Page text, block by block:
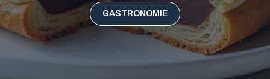
GASTRONOMIE